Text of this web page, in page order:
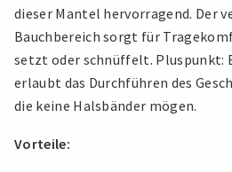
dieser Mantel hervorragend. Der
Bauchbereich sorgt für
setzt oder schnüffelt. Pluspunkt:
erlaubt das Durchführen des
die keine Halsbänder mögen.
Vorteile: